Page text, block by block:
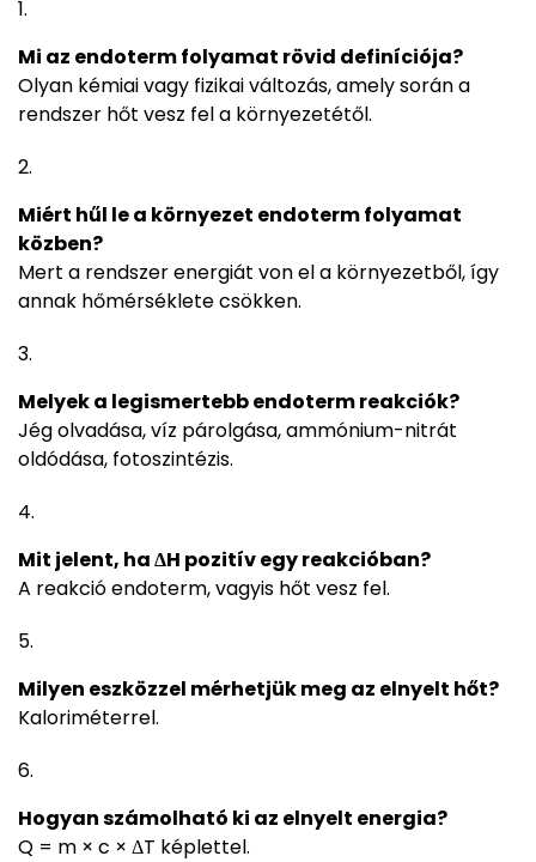
Mi az endoterm folyamat rövid definíciója?
Olyan kémiai vagy fizikai változás, amely során a
rendszer hőt vesz fel a környezetétől.
Miért hűl le a környezet endoterm folyamat
közben?
Mert a rendszer energiát von el a környezetből, így
annak hőmérséklete csökken.
Melyek a legismertebb endoterm reakciók?
Jég olvadása, víz párolgása, ammónium-nitrát
oldódása, fotoszintézis.
Mit jelent, ha ΔH pozitív egy reakcióban?
A reakció endoterm, vagyis hőt vesz fel.
Milyen eszközzel mérhetjük meg az elnyelt hőt?
Kaloriméterrel.
Hogyan számolható ki az elnyelt energia?
Q = m × c × ΔT képlettel.